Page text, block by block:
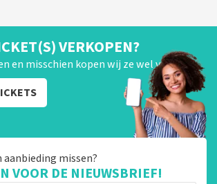
VERKOPEN?
en misschien kopen wij ze wel van je!
missen?
VOOR DE NIEUWSBRIEF!